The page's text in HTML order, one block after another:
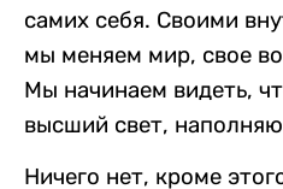
самих себя. Своими
мы меняем мир, свое
Мы начинаем видеть,
высший свет,
Ничего нет, кроме